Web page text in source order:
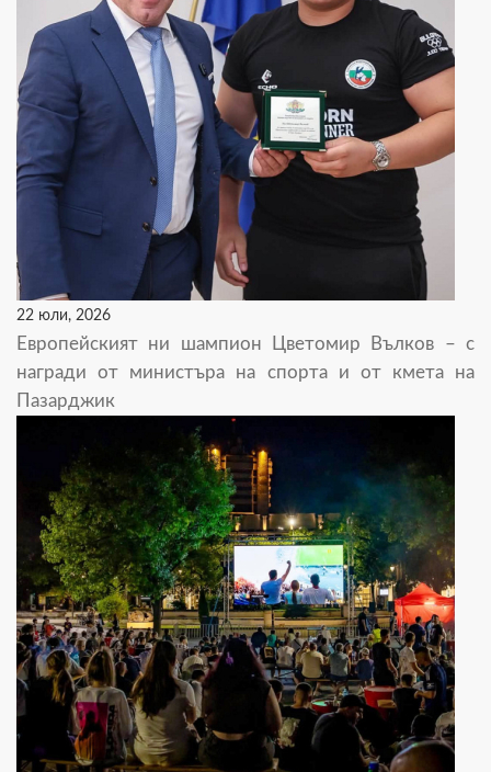
22 юли, 2026
Европейският ни шампион Цветомир Вълков – с
награди от министъра на спорта и от кмета на
Пазарджик